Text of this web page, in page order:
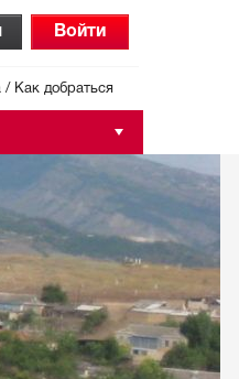
Войти
/ Как добраться